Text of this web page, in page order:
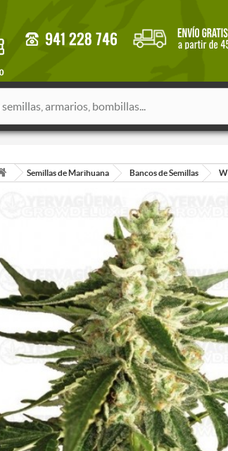
Semillas de Marihuana Bancos de Semillas